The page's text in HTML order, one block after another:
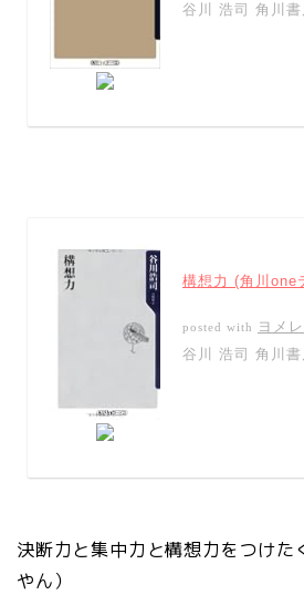
谷川 浩司 角川
構想力 (角川one
posted with
ヨメ
谷川 浩司 角川
決断力と集中力と構想力をつけた
やん）